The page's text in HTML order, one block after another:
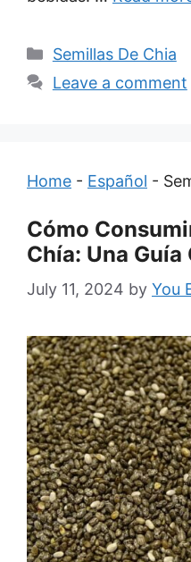
Categories
Semillas De Chia
Leave a comment
Home - Español -
Cómo
Chía: Una Guía
July 11, 2024 by You